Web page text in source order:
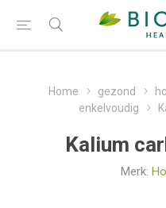
Home gezond
enkelvoudig
Kalium
Merk: